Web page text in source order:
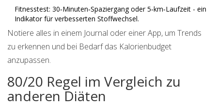
Fitnesstest: 30‑Minuten‑Spaziergang oder 5‑km‑Laufzeit - ein
Indikator für verbesserten Stoffwechsel.
Notiere alles in einem Journal oder einer App, um Trends
zu erkennen und bei Bedarf das Kalorienbudget
anzupassen.
80/20 Regel im Vergleich zu
anderen Diäten